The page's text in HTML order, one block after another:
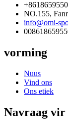
NO.155,
info@omi-
vorming
Nuus
Vind ons
Ons etiek
Navraag vir